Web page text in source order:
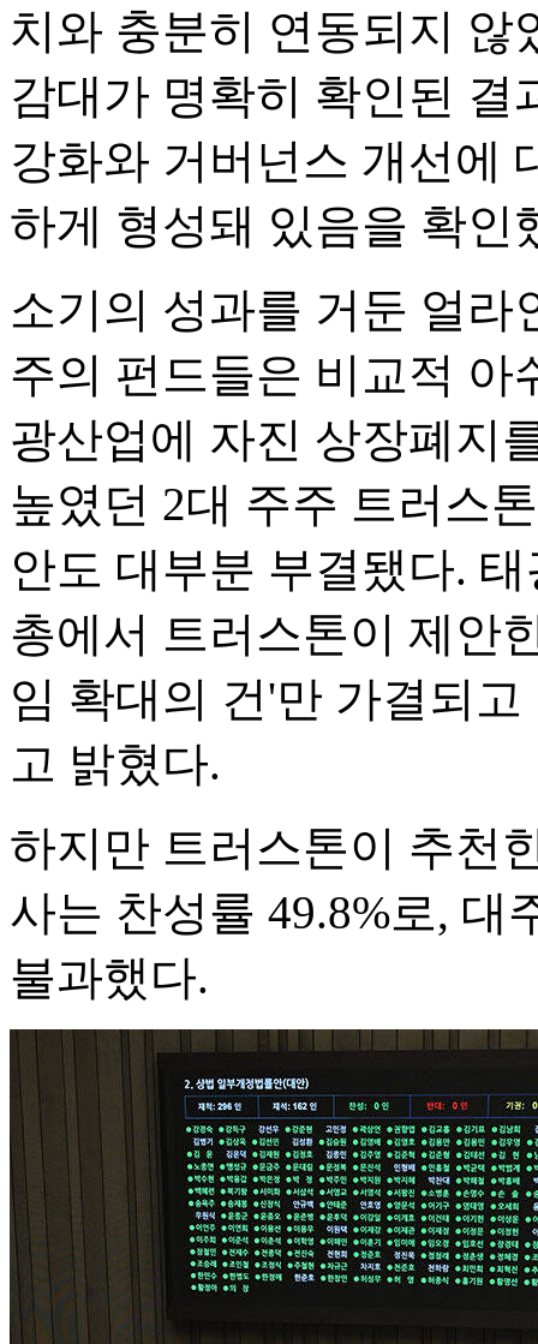
치와 충분히 연동되지 않
감대가 명확히 확인된
강화와 거버넌스 개선에
하게 형성돼 있음을 확인
소기의 성과를 거둔 얼
주의 펀드들은 비교적 아
광산업에 자진 상장폐지
높였던 2대 주주 트러스
안도 대부분 부결됐다.
총에서 트러스톤이 제안
임 확대의 건'만 가결되
고 밝혔다.
하지만 트러스톤이 추천
사는 찬성률 49.8%로, 대
불과했다.